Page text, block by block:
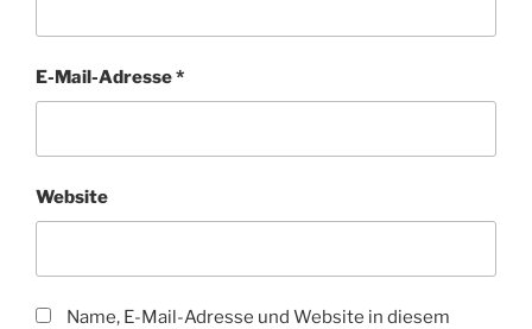
E-Mail-Adresse*
Website
Name, E-Mail-Adresse und Website in diesem